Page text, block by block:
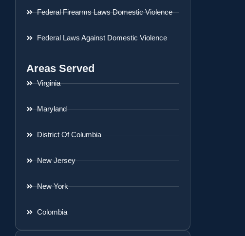
Federal Firearms Laws Domestic Violence
Federal Laws Against Domestic Violence
Areas Served
Virginia
Maryland
District Of Columbia
New Jersey
New York
Colombia